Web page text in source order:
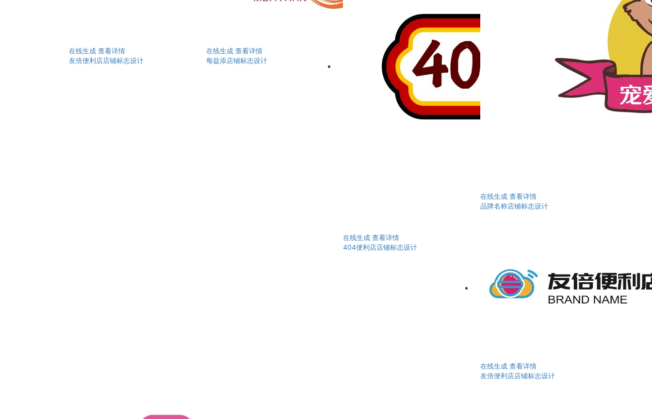
在线生成 查看详情
友倍便利店店铺标志设计
在线生成 查看详情
每益添店铺标志设计
在线生成 查看详情
404便利店店铺标志设计
在线生成 查看详情
品牌名称店铺标志设计
在线生成 查看详情
友倍便利店店铺标志设计